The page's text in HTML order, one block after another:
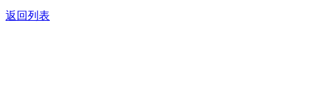
返回列表